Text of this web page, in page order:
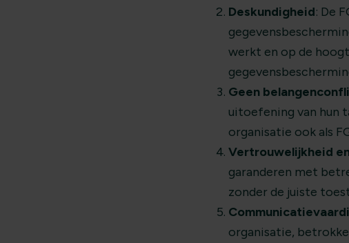
Deskundigheid: De
werkt en op de
Geen
uitoefening van hun
organisatie ook als
Vertrouwelijkheid
garanderen met
zonder de juiste
organisatie,